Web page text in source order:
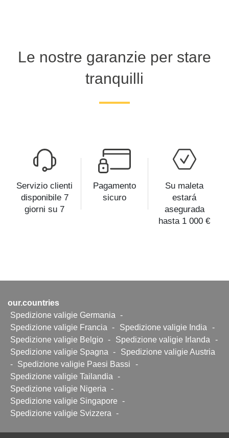
Le nostre garanzie per stare
tranquilli
Servizio clienti
disponibile 7
giorni su 7
Pagamento
sicuro
Su maleta
estará
asegurada
hasta 1 000 €
our.countries
Spedizione valigie Germania
-
Spedizione valigie Francia
- Spedizione valigie India
-
Spedizione valigie Belgio - Spedizione valigie Irlanda
-
Spedizione valigie Spagna
-
Spedizione valigie Austria
-
Spedizione valigie Paesi Bassi
-
Spedizione valigie Tailandia
-
Spedizione valigie Nigeria
-
Spedizione valigie Singapore
-
Spedizione valigie Svizzera
-